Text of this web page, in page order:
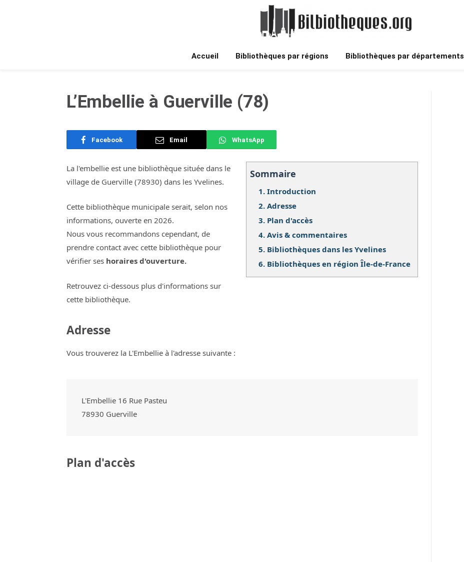
Accueil Bibliothèques par régions Bibliothèques par départements
L’Embellie à Guerville (78)
Facebook Email WhatsApp
Sommaire
1. Introduction
2. Adresse
3. Plan d'accès
4. Avis & commentaires
5. Bibliothèques dans les Yvelines
6. Bibliothèques en région Île-de-France
La l'embellie est une bibliothèque située dans le
village de Guerville (78930) dans les Yvelines.
Cette bibliothèque municipale serait, selon nos
informations, ouverte en 2026.
Nous vous recommandons cependant, de
prendre contact avec cette bibliothèque pour
vérifier ses horaires d'ouverture.
Retrouvez ci-dessous plus d'informations sur
cette bibliothèque.
Adresse
Vous trouverez la L'Embellie à l'adresse suivante :
L'Embellie 16 Rue Pasteu
78930 Guerville
Plan d'accès